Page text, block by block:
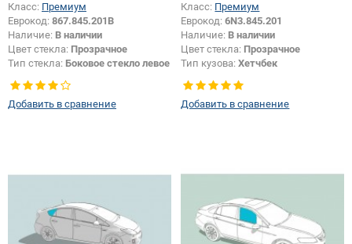
Класс: Премиум
Еврокод: 867.845.201B
Наличие: В наличии
Цвет стекла: Прозрачное
Тип стекла: Боковое стекло левое
Добавить в сравнение
Класс: Премиум
Еврокод:6N3.845.201
Наличие: В наличии
Цвет стекла: Прозрачное
Тип кузова:Хетчбек
Тип стекла:Боковое стекло левое
Добавить в сравнение